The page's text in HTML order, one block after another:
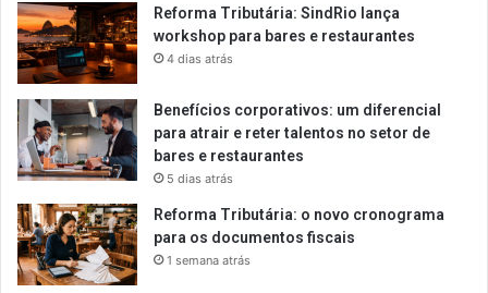
Reforma Tributária: SindRio lança
workshop para bares e restaurantes
4 dias atrás
Benefícios corporativos: um diferencial
para atrair e reter talentos no setor de
bares e restaurantes
5 dias atrás
Reforma Tributária: o novo cronograma
para os documentos fiscais
1 semana atrás